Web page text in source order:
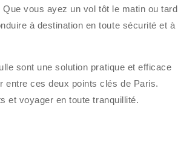
vous ayez un vol tôt le matin ou tard
à destination en toute sécurité et à
sont une solution pratique et efficace
entre ces deux points clés de Paris.
et voyager en toute tranquillité.